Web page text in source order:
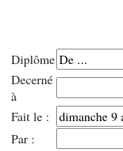
Diplôme
Decerné
à
Fait le :
Par :